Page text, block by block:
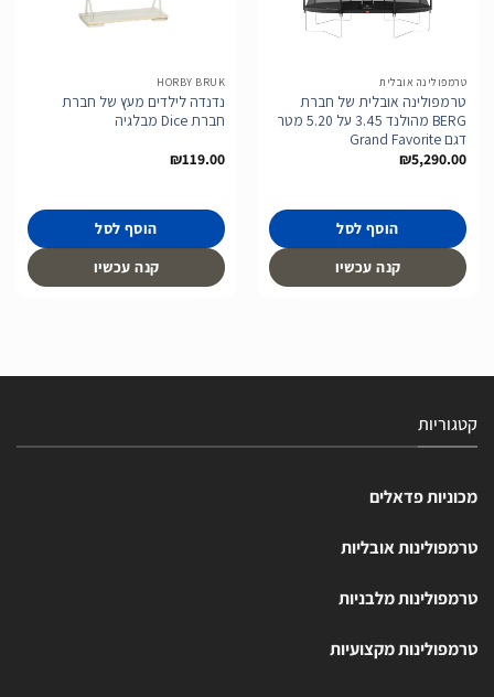
טרמפולינה אובלית
טרמפולינה אובלית של חברת
BERG מהולנד 3.45 על 5.20 מטר
דגם Grand Favorite
₪5,290.00
הוסף לסל
קנה עכשיו
HORBY BRUK
נדנדה לילדים מעץ של חברת
חברת Dice מבלגיה
₪119.00
הוסף לסל
קנה עכשיו
קטגוריות
מכוניות פדאלים
טרמפולינות אובליות
טרמפולינות מלבניות
טרמפולינות מקצועיות